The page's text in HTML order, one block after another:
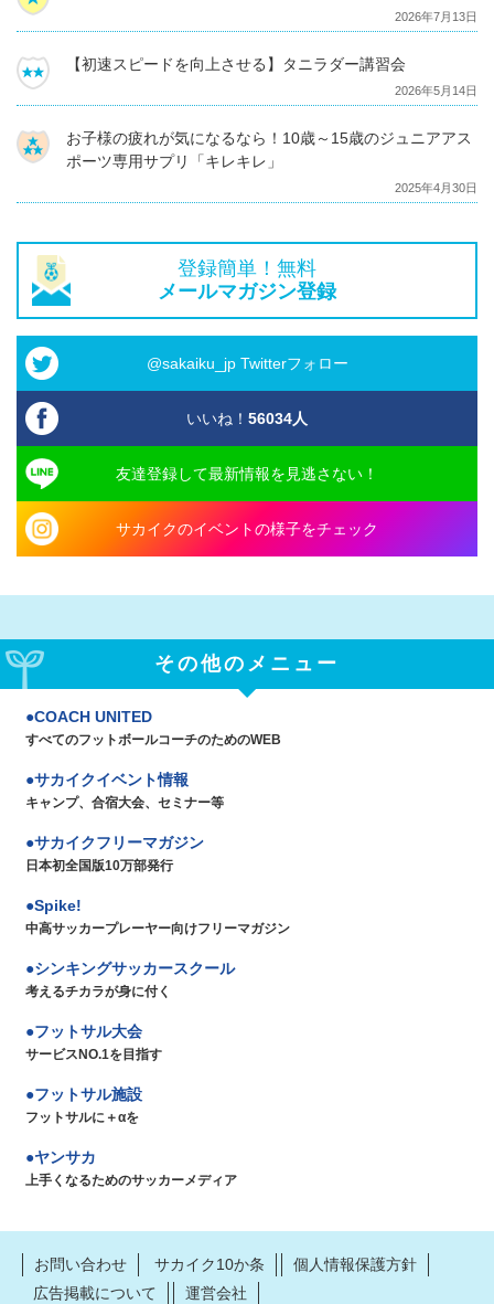
2026年7月13日
【初速スピードを向上させる】タニラダー講習会
2026年5月14日
お子様の疲れが気になるなら！10歳～15歳のジュニアアス
ポーツ専用サプリ「キレキレ」
2025年4月30日
登録簡単！無料
メールマガジン登録
@sakaiku_jp Twitterフォロー
いいね！ 56034人
友達登録して最新情報を見逃さない！
サカイクのイベントの様子をチェック
その他のメニュー
COACH UNITED
すべてのフットボールコーチのためのWEB
サカイクイベント情報
キャンプ、合宿大会、セミナー等
サカイクフリーマガジン
日本初全国版10万部発行
Spike!
中高サッカープレーヤー向けフリーマガジン
シンキングサッカースクール
考えるチカラが身に付く
フットサル大会
サービスNO.1を目指す
フットサル施設
フットサルに＋αを
ヤンサカ
上手くなるためのサッカーメディア
お問い合わせ サカイク10か条
個人情報保護方針
広告掲載について
運営会社